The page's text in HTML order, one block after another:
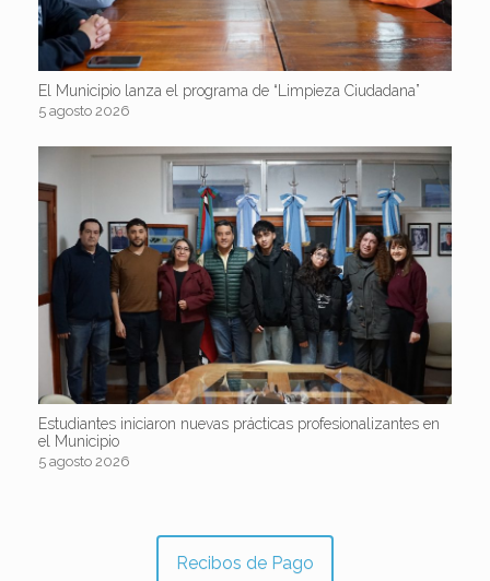
El Municipio lanza el programa de “Limpieza Ciudadana”
5 agosto 2026
Estudiantes iniciaron nuevas prácticas profesionalizantes en
el Municipio
5 agosto 2026
Recibos de Pago